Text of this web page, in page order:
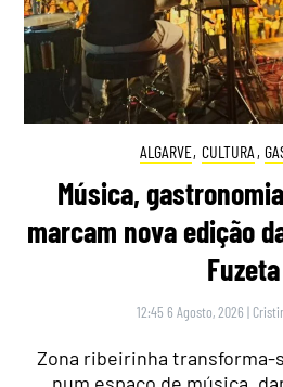
ALGARVE, CULTURA ,
Música,
marcam nova edição
Fuzeta
12:45 6 Agosto, 2026 |
Zona ribeirinha transforma-